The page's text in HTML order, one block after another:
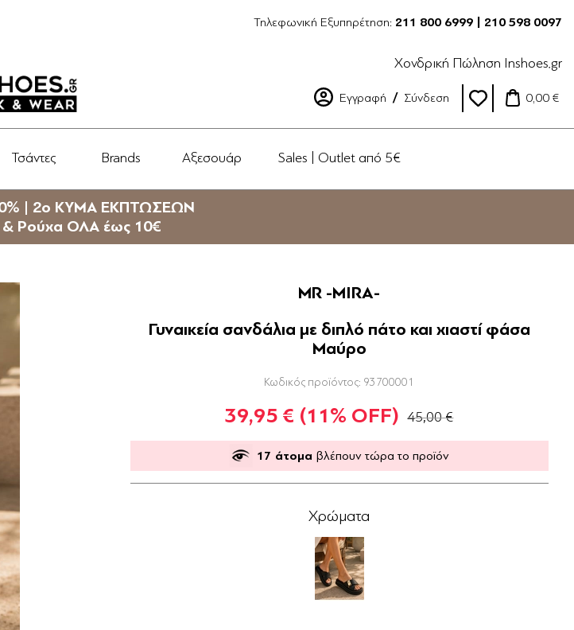
Τηλεφωνική Εξυπηρέτηση: 211 800 6999 | 210 598 0097
Χονδρική Πώληση Inshoes.gr
Εγγραφή Σύνδεση 0,00 €
Τσάντες Brands Αξεσουάρ Sales | Outlet από 5€
| 2ο ΚΥΜΑ ΕΚΠΤΩΣΕΩΝ
& Ρούχα ΟΛΑ έως 10€
MR -MIRA-
Γυναικεία σανδάλια με διπλό πάτο και χιαστί φάσα
Μαύρο
Κωδικός προϊόντος: 93700001
39,95 € (11% OFF) 45,00 €
17 άτομα βλέπουν τώρα το προϊόν
Χρώματα